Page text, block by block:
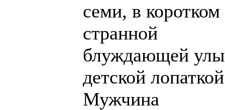
семи, в
странной
блуждающей
детской
Мужчина